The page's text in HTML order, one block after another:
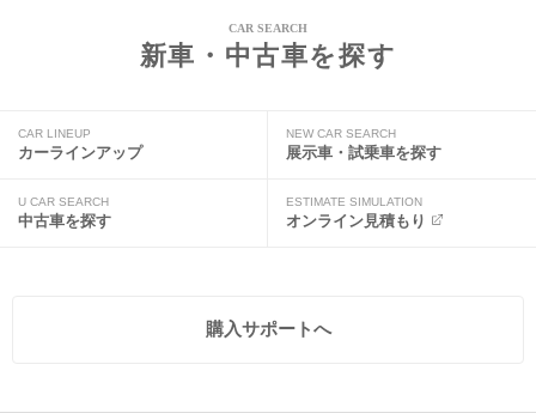
CAR SEARCH
新車・中古車を探す
CAR LINEUP
カーラインアップ
NEW CAR SEARCH
展示車・試乗車を探す
U CAR SEARCH
中古車を探す
ESTIMATE SIMULATION
オンライン見積もり
購入サポートへ